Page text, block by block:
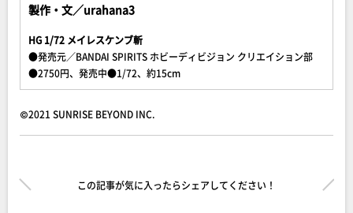
製作・文／urahana3
HG 1/72 メイレスケンブ斬
●発売元／BANDAI SPIRITS ホビーディビジョン クリエイション部
●2750円、発売中●1/72、約15cm
©2021 SUNRISE BEYOND INC.
この記事が気に入ったらシェアしてください！